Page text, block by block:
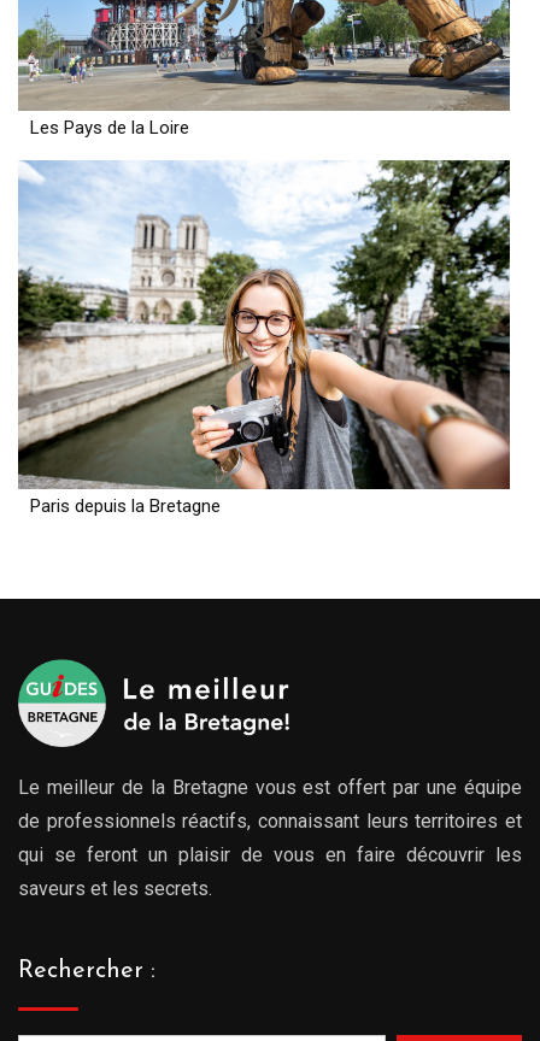
Les Pays de la Loire
Paris depuis la Bretagne
Le meilleur de la Bretagne vous est offert par une équipe
de professionnels réactifs, connaissant leurs territoires et
qui se feront un plaisir de vous en faire découvrir les
saveurs et les secrets.
Rechercher :